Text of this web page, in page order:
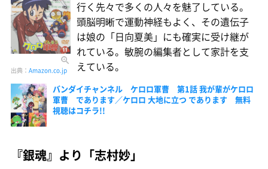
出典： Amazon.co.jp
行く先々で多くの人々を魅了している。
頭脳明晰で運動神経もよく、その遺伝子
は娘の「日向夏美」にも確実に受け継が
れている。敏腕の編集者として家計を支
えている。
バンダイチャンネル ケロロ軍曹 第1話 我が輩がケロロ
軍曹 であります／ケロロ 大地に立つ であります 無料
視聴はコチラ!!
『銀魂』より「志村妙」